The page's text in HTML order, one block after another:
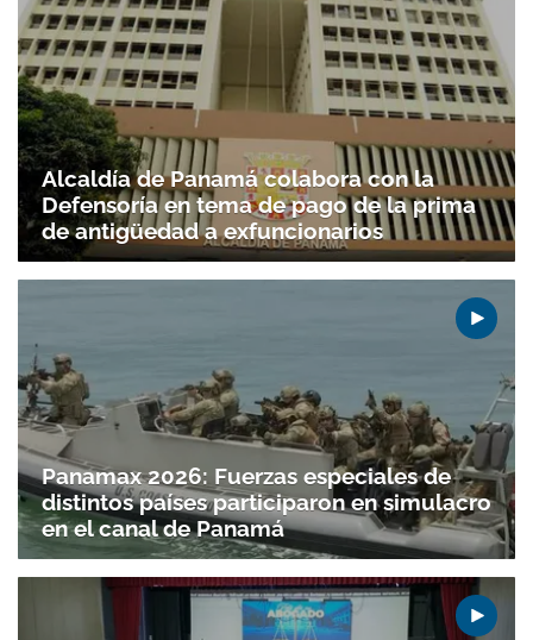
Alcaldía de Panamá colabora con la
Defensoría en tema de pago de la prima
de antigüedad a exfuncionarios
Panamax 2026: Fuerzas especiales de
distintos países participaron en simulacro
en el canal de Panamá